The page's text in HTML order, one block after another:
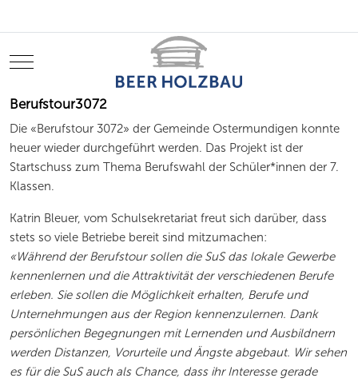
Mobile Menu Toggle
Berufstour3072
Die «Berufstour 3072» der Gemeinde Ostermundigen konnte
heuer wieder durchgeführt werden. Das Projekt ist der
Startschuss zum Thema Berufswahl der Schüler*innen der 7.
Klassen.
Katrin Bleuer, vom Schulsekretariat freut sich darüber, dass
stets so viele Betriebe bereit sind mitzumachen:
«Während der Berufstour sollen die SuS das lokale Gewerbe
kennenlernen und die Attraktivität der verschiedenen Berufe
erleben. Sie sollen die Möglichkeit erhalten, Berufe und
Unternehmungen aus der Region kennenzu­lernen. Dank
persönlichen Begegnungen mit Lernenden und Ausbildnern
werden Distanzen, Vorurteile und Ängste abgebaut. Wir sehen
es für die SuS auch als Chance, dass ihr Interesse gerade